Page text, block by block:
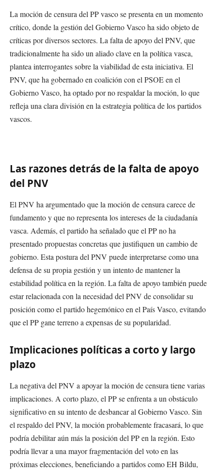
La moción de censura del PP vasco se presenta en un momento
crítico, donde la gestión del Gobierno Vasco ha sido objeto de
críticas por diversos sectores. La falta de apoyo del PNV, que
tradicionalmente ha sido un aliado clave en la política vasca,
plantea interrogantes sobre la viabilidad de esta iniciativa. El
PNV, que ha gobernado en coalición con el PSOE en el
Gobierno Vasco, ha optado por no respaldar la moción, lo que
refleja una clara división en la estrategia política de los partidos
vascos.
Las razones detrás de la falta de apoyo
del PNV
El PNV ha argumentado que la moción de censura carece de
fundamento y que no representa los intereses de la ciudadanía
vasca. Además, el partido ha señalado que el PP no ha
presentado propuestas concretas que justifiquen un cambio de
gobierno. Esta postura del PNV puede interpretarse como una
defensa de su propia gestión y un intento de mantener la
estabilidad política en la región. La falta de apoyo también puede
estar relacionada con la necesidad del PNV de consolidar su
posición como el partido hegemónico en el País Vasco, evitando
que el PP gane terreno a expensas de su popularidad.
Implicaciones políticas a corto y largo
plazo
La negativa del PNV a apoyar la moción de censura tiene varias
implicaciones. A corto plazo, el PP se enfrenta a un obstáculo
significativo en su intento de desbancar al Gobierno Vasco. Sin
el respaldo del PNV, la moción probablemente fracasará, lo que
podría debilitar aún más la posición del PP en la región. Esto
podría llevar a una mayor fragmentación del voto en las
próximas elecciones, beneficiando a partidos como EH Bildu,